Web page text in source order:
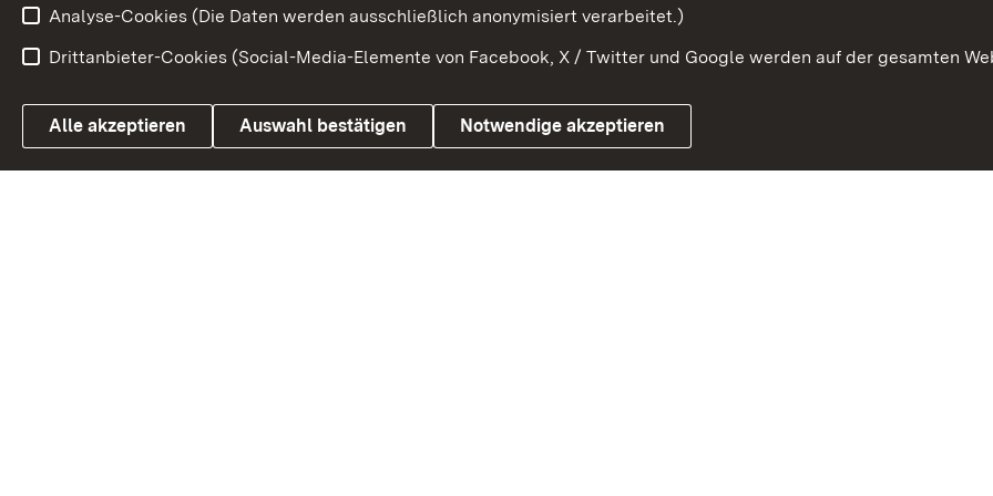
Link zum Landesportal
Impressum Kontakt
Analyse-Cookies (Die Daten werden ausschließlich anonymisiert verarbeitet.)
Drittanbieter-Cookies (Social-Media-Elemente von Facebook, X / Twitter und Google werden auf der gesamten
Alle akzeptieren Auswahl bestätigen Notwendige akzeptieren